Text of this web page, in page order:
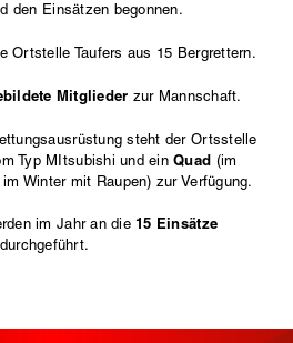
den Einsätzen begonnen.
Ortstelle Taufers aus 15 Bergrettern.
Mitglieder zur Mannschaft.
steht der Ortsstelle
Typ MItsubishi und einQuad (im
Winter mit Raupen) zur Verfügung.
im Jahr an die15 Einsätze
durchgeführt.